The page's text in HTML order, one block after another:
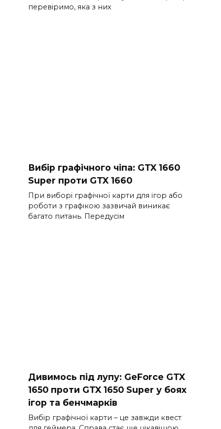
перевіримо, яка з них
Вибір графічного чіпа: GTX 1660
Super проти GTX 1660
При виборі графічної карти для ігор або
роботи з графікою зазвичай виникає
багато питань. Передусім
Дивимось під лупу: GeForce GTX
1650 проти GTX 1650 Super у боях
ігор та бенчмарків
Вибір графічної карти – це завжди квест